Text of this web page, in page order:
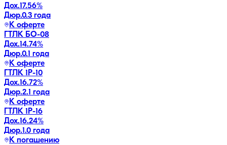
Дох.17.56%
Дюр.0.3 года
К оферте
ГТЛК БО-08
Дох.14.74%
Дюр.0.1 года
К оферте
ГТЛК 1P-10
Дох.16.72%
Дюр.2.1 года
К оферте
ГТЛК 1P-16
Дох.16.24%
Дюр.1.0 года
К погашению